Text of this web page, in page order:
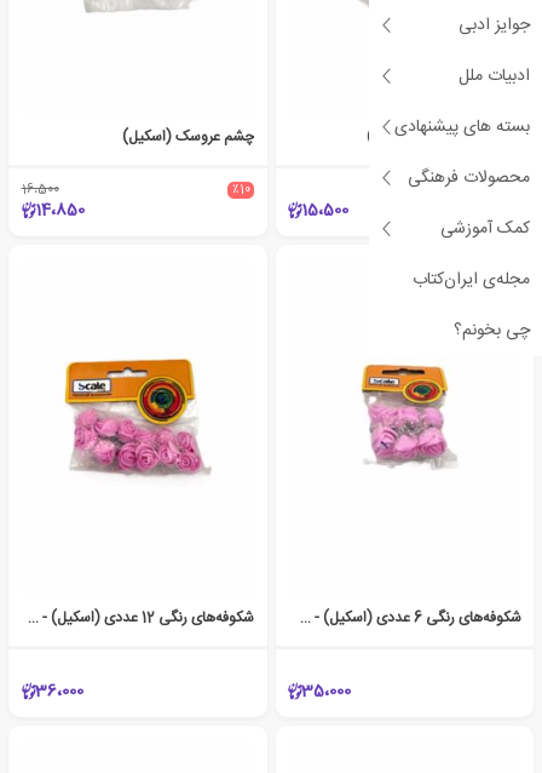
جوایز ادبی
ادبیات ملل
بسته های پیشنهادی
محصولات فرهنگی
کمک آموزشی
مجله‌ی ایران‌کتاب
چی بخونم؟
گیره چوبی کوچک (اسکیل)
15،500
چشم عروسک (اسکیل)
٪10 16،500
14،850
شکوفه‌های رنگی 6 عددی (اسکیل) - صورتی
35،000
شکوفه‌های رنگی 12 عددی (اسکیل) - صورتی
36،000